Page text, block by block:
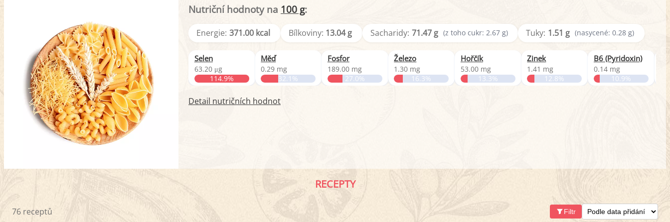
Nutriční hodnoty na 100 g:
Energie: 371.00 kcal Bílkoviny: 13.04 g Sacharidy: 71.47 g (z toho cukr: 2.67 g) Tuky: 1.51 g (nasycené: 0.28 g)
Selen
63.20 μg
114.9%
Měď
0.29 mg
32.1%
Fosfor
189.00 mg
27.0%
Železo
1.30 mg
16.3%
Hořčík
53.00 mg
13.3%
Zinek
1.41 mg
12.8%
B6 (Pyridoxin)
0.14 mg
10.9%
Detail nutričních hodnot
RECEPTY
76 receptů Filtr